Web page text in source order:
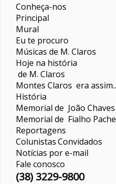
Conheça-nos
Principal
Mural
Eu te procuro
Músicas de M. Claros
Hoje na história
de M. Claros
Montes Claros era
História
Memorial de João Chaves
Memorial de Fialho
Reportagens
ColunistasConvidados
Notícias por e-mail
Fale conosco
(38) 3229-9800